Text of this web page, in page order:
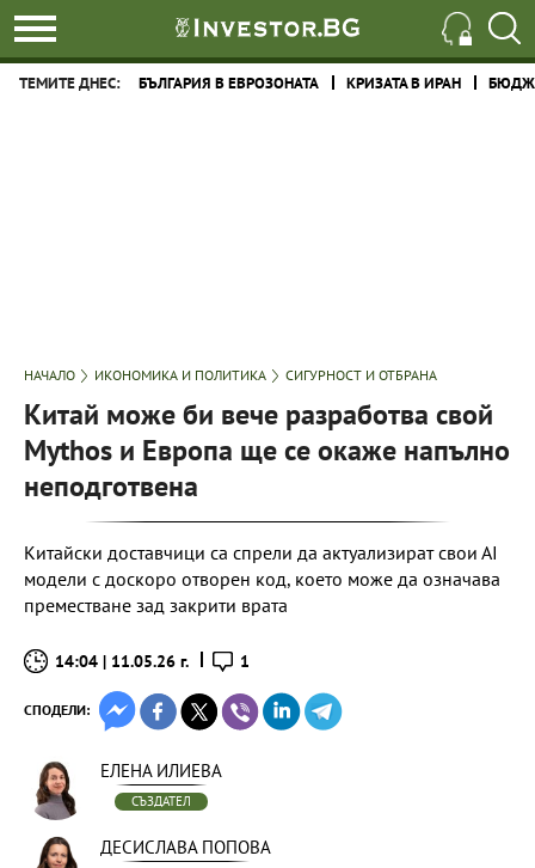
ТЕМИТЕ ДНЕС: БЪЛГАРИЯ В ЕВРОЗОНАТА КРИЗАТА В ИРАН
НАЧАЛО ИКОНОМИКА И ПОЛИТИКА СИГУРНОСТ И ОТБРАНА
Китай може би вече разработва свой
Mythos и Европа ще се окаже напълно
неподготвена
Китайски доставчици са спрели да актуализират свои АІ
модели с доскоро отворен код, което може да означава
преместване зад закрити врата
14:04 | 11.05.26 г. 1
СПОДЕЛИ:
ЕЛЕНА ИЛИЕВА
СЪЗДАТЕЛ
ДЕСИСЛАВА ПОПОВА